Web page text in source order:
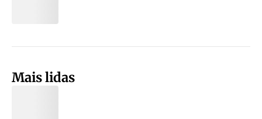
Mais lidas